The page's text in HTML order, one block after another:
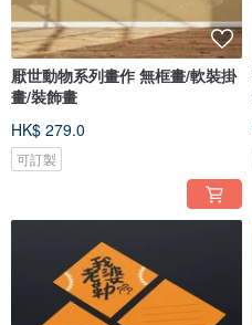
厭世動物系列畫作 無框畫/軟裝掛
畫/裝飾畫
HK$ 279.0
可訂製